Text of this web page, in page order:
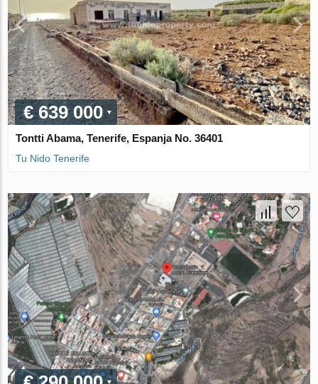
€ 639 000
Tontti Abama, Tenerife, Espanja No. 36401
Tu Nido Tenerife